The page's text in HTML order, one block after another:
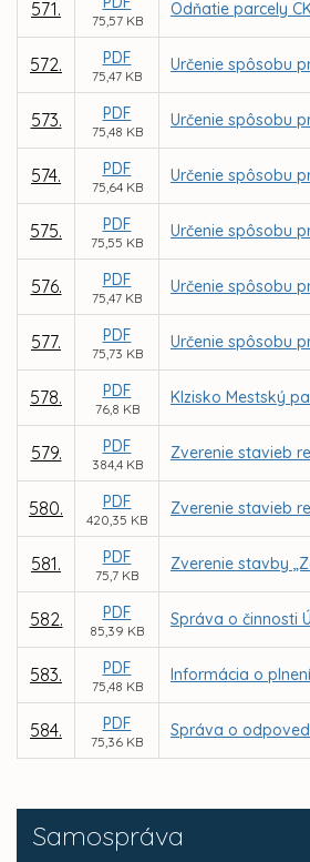
Samospráva
571.
75,57 KB
Odňatie parcely
572. PDF
75,47 KB
Určenie spôsobu
573. PDF
75,48 KB
Určenie spôsobu
574. PDF
75,64 KB
Určenie spôsobu
575. PDF
75,55 KB
Určenie spôsobu
576. PDF
75,47 KB
Určenie spôsobu
577. PDF
75,73 KB
Určenie spôsobu
578. PDF
76,8 KB
Klzisko Mestský
579. PDF
384,4 KB
Zverenie stavieb
580. PDF
420,35 KB
Zverenie stavieb
581. PDF
75,7 KB
Zverenie stavby
582. PDF
85,39 KB
Správa o činnosti
583. PDF
75,48 KB
Informácia o
584. PDF
75,36 KB
Správa o